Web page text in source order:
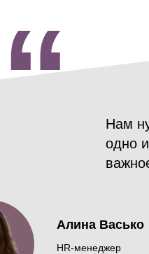
HR-менеджер
Алина Васько
Нам
одно
“